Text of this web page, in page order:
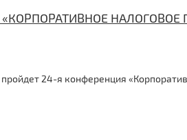
НАЛОГОВОЕ
24-я конференция